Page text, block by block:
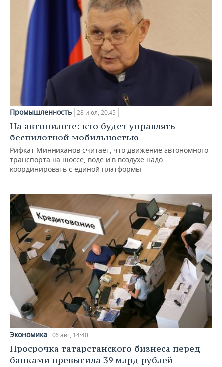
Промышленность 28 июл, 20:45
На автопилоте: кто будет управлять
беспилотной мобильностью
Рифкат Минниханов считает, что движение автономного
транспорта на шоссе, воде и в воздухе надо
координировать с единой платформы
Экономика 06 авг, 14:40
Просрочка татарстанского бизнеса перед
банками превысила 39 млрд рублей